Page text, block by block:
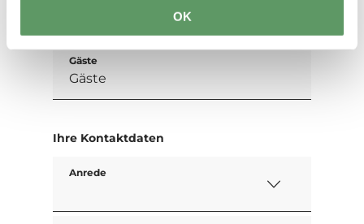
OK
Gäste
Ihre Kontaktdaten
Anrede